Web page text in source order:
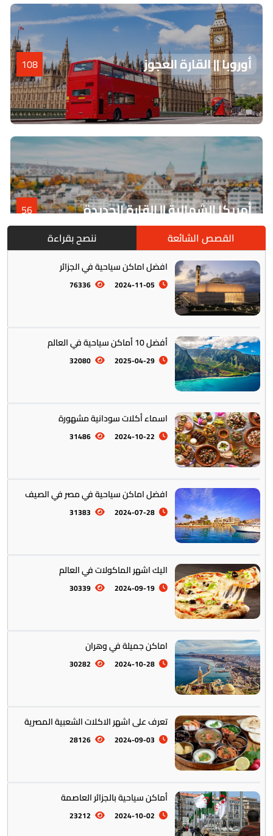
أوروبا || القارة العجوز 108
أمريكا الشمالية || القارة الجديدة 56
أمريكا الجنوبية || القارة اللاتينية
أستراليا || أوقيانوسيا
التراث والتقاليد
المأكولات العالمية
تخطيط الرحلات والتنقل
القصص الشائعة ننصح بقراءة
افضل اماكن سياحية في الجزائر
2024-11-05
76336
أفضل 10 أماكن سياحية في العالم
2025-04-29
32080
اسماء أكلات سودانية مشهورة
2024-10-22
31486
افضل اماكن سياحية في مصر في الصيف
2024-07-28
31383
اليك اشهر الماكولات في العالم
2024-09-19
30339
اماكن جميلة في وهران
2024-10-28
30282
تعرف على اشهر الاكلات الشعبية المصرية
2024-09-03
28126
أماكن سياحية بالجزائر العاصمة
2024-10-02
23212